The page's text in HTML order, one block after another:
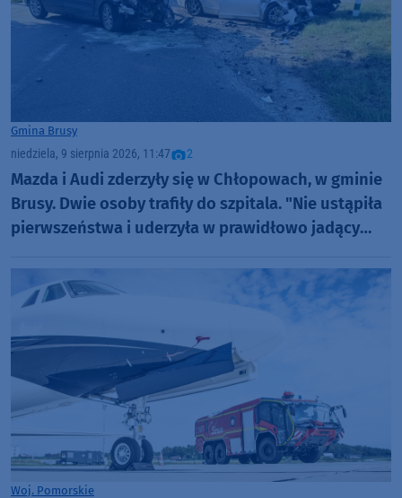
Gmina Brusy
niedziela, 9 sierpnia 2026, 11:47 2
Mazda i Audi zderzyły się w Chłopowach, w gminie
Brusy. Dwie osoby trafiły do szpitala. "Nie ustąpiła
pierwszeństwa i uderzyła w prawidłowo jadący
Woj. Pomorskie